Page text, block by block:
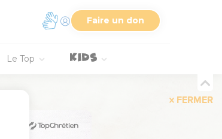
Faire un don
Le Top
FERMER